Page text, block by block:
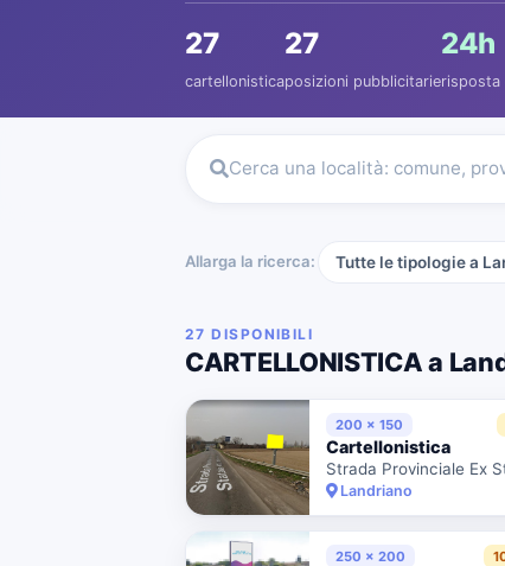
27
cartellonistica
27
posizioni pubblicitarie
24h
risposta
Cerca una località: comune,
Allarga la ricerca: Tutte le tipologie a
27 DISPONIBILI
CARTELLONISTICA a
200 x 150
Cartellonistica
Landriano
250 x 200